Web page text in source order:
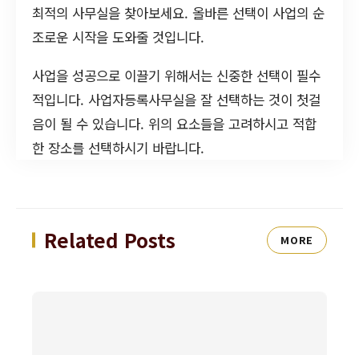
최적의 사무실을 찾아보세요. 올바른 선택이 사업의 순
조로운 시작을 도와줄 것입니다.
사업을 성공으로 이끌기 위해서는 신중한 선택이 필수
적입니다. 사업자등록사무실을 잘 선택하는 것이 첫걸
음이 될 수 있습니다. 위의 요소들을 고려하시고 적합
한 장소를 선택하시기 바랍니다.
Related Posts MORE